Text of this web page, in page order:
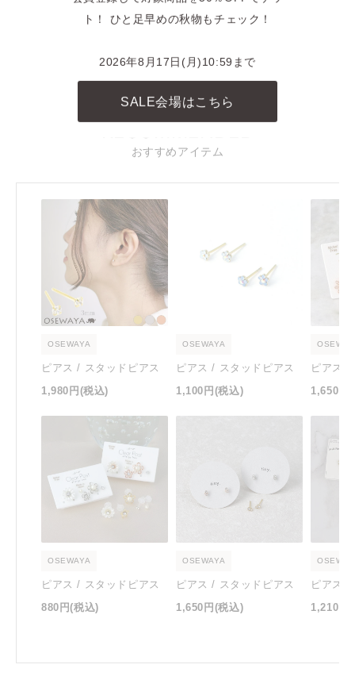
INSTAGRAM
REELS
おすすめアイテム
OSEWAYA
ピアス / スタッドピアス
1,980円 (税込)
OSEWAYA
ピアス / スタッドピアス
1,100円 (税込)
ピアス /
1,650円
OSEWAYA
ピアス / スタッドピアス
880円(税込)
OSEWAYA
ピアス / スタッドピアス
1,650円 (税込)
ピアス /
1,210円
ト！ ひと足早めの秋物もチェック！
2026年8月17日(月)10:59まで
SALE会場はこちら